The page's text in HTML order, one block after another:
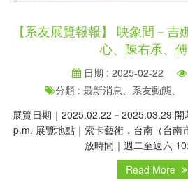
【系友展覽報報】 映象間－
心、陳右承、
日期 : 2025-02-22
分類 : 最新消息、系友動態、
展覽日期｜2025.02.22－2025.03.29
p.m. 展覽地點｜索卡藝術．台南（台南
放時間｜週二至週六
Read More